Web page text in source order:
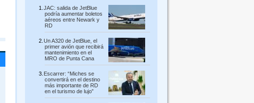
JAC: salida de JetBlue
podría aumentar boletos
aéreos entre Newark y
RD
Un A320 de JetBlue, el
primer avión que recibirá
mantenimiento en el
MRO de Punta Cana
Escarrer: “Miches se
convertirá en el destino
más importante de RD
en el turismo de lujo”